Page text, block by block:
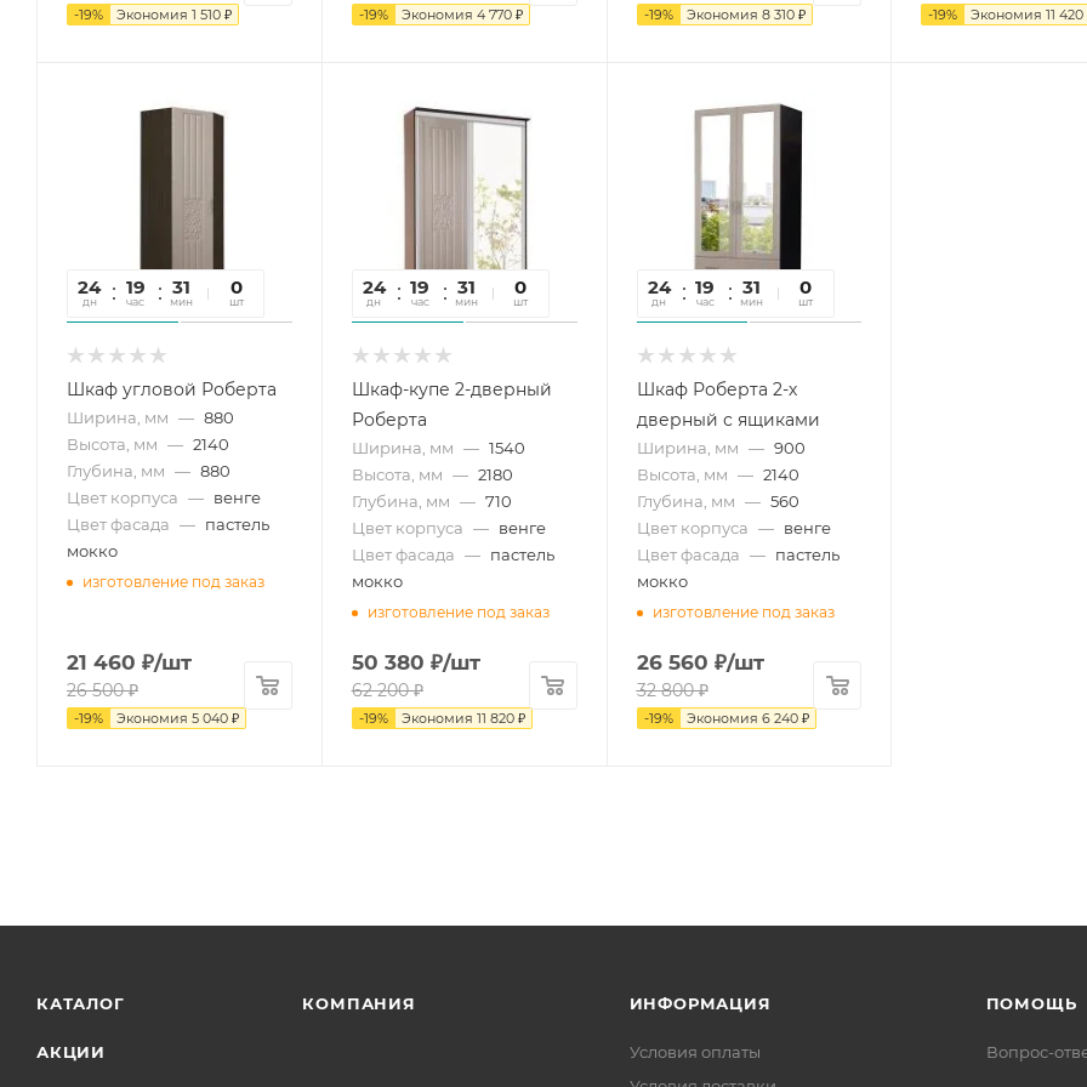
-19% Экономия 1 510 ₽ -19% Экономия 4 770₽ -19% Экономия 8 310₽ -19% Экономия 11 420
24
дн
19
час
31
мин
56
сек
0
шт
Шкаф угловой Роберта
Ширина, мм — 880
Высота, мм — 2140
Глубина, мм — 880
Цвет корпуса — венге
Цвет фасада — пастель
мокко
изготовление под заказ
21 460 ₽/шт
26 500₽
-19% Экономия 5 040 ₽
24
дн
19
час
31
мин
56
сек
0
шт
Шкаф-купе 2-дверный
Роберта
Ширина, мм — 1540
Высота, мм — 2180
Глубина, мм — 710
Цвет корпуса — венге
Цвет фасада — пастель
мокко
изготовление под заказ
50 380 ₽/шт
62 200₽
-19% Экономия 11 820₽
24
дн
19
час
31
мин
56
сек
0
шт
Шкаф Роберта 2-х
дверный с ящиками
Ширина, мм — 900
Высота, мм — 2140
Глубина, мм — 560
Цвет корпуса — венге
Цвет фасада — пастель
мокко
изготовление под заказ
26 560 ₽/шт
32 800₽
-19% Экономия 6 240₽
КАТАЛОГ
АКЦИИ
КОМПАНИЯ ИНФОРМАЦИЯ
Условия оплаты
ПОМОЩЬ
Вопрос-